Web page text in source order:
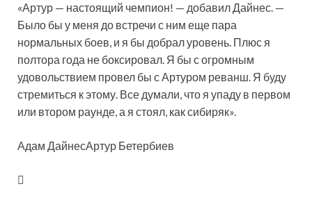
«Артур — настоящий чемпион! — добавил Дайнес. —
Было бы у меня до встречи с ним еще пара
нормальных боев, и я бы добрал уровень. Плюс я
полтора года не боксировал. Я бы с огромным
удовольствием провел бы с Артуром реванш. Я буду
стремиться к этому. Все думали, что я упаду в первом
или втором раунде, а я стоял, как сибиряк».
Адам ДайнесАртур Бетербиев